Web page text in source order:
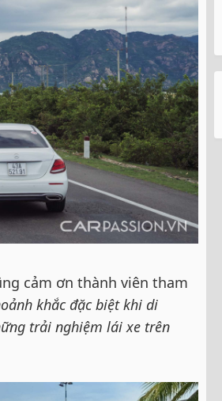
cảm ơn thành viên tham
khắc đặc biệt khi di
trải nghiệm lái xe trên